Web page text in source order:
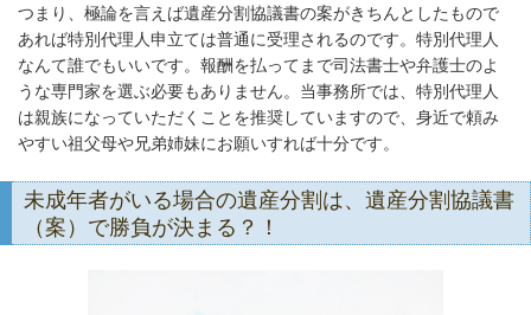
つまり、極論を言えば遺産分割協議書の案がきちんとしたもので
あれば特別代理人申立ては普通に受理されるのです。特別代理人
なんて誰でもいいです。報酬を払ってまで司法書士や弁護士のよ
うな専門家を選ぶ必要もありません。当事務所では、特別代理人
は親族になっていただくことを推奨していますので、身近で頼み
やすい祖父母や兄弟姉妹にお願いすれば十分です。
未成年者がいる場合の遺産分割は、遺産分割協議書
（案）で勝負が決まる？！